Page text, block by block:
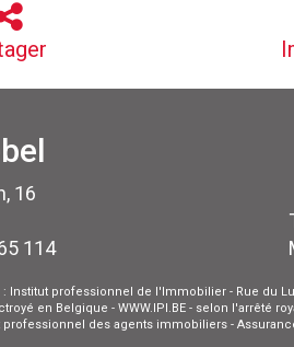
16
114
Institut professionnel de l'Immobilier - Rue du
en Belgique - WWW.IPI.BE - selon l'arrêté
professionnel des agents immobiliers -